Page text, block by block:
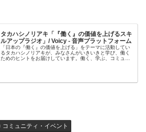
タカハシノリアキ「『働く』の価値を上げるスキ
ルアップラジオ」/ Voicy - 音声プラットフォーム
「日本の『働く』の価値を上げる」をテーマに活動してい
るタカハシノリアキが、みなさんがいきいきと学び、働く
ためのヒントをお届けしています。働く、学ぶ、コミュニ
コミュニティ・イベント